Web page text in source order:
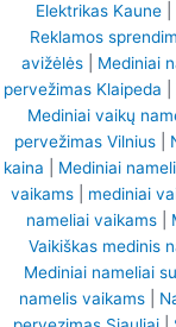
Elektrikas Kaune
Reklamos
avižėlės| Mediniai
pervežimas Klaipeda
Mediniai vaikų
pervežimas Vilnius|
kaina
Mediniai
vaikams| mediniai
nameliai vaikams|
Vaikiškas medinis
Mediniai nameliai
namelis vaikams